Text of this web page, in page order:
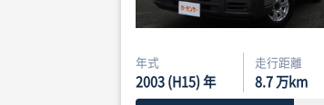
年式
2003 (H15) 年
走行距離
8.7万km